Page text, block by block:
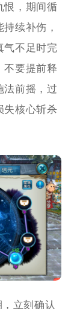
恨，期间循
续补伤，
气不足时完
不要提前释
法前摇，过
失核心斩杀
立刻确认